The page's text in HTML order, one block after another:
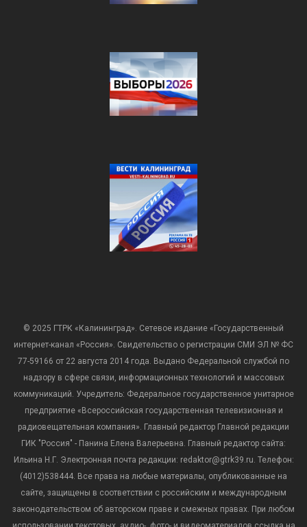
© 2025 ГТРК «Калининград». Сетевое издание «Государственный
интернет-канал «Россия». Свидетельство о регистрации СМИ ЭЛ № ФС
77-59166 от 22 августа 2014 года. Выдано Федеральной службой по
надзору в сфере связи, информационных технологий и массовых
коммуникаций. Учредитель: Федеральное государственное унитарное
предприятие «Всероссийская государственная телевизионная и
радиовещательная компания». Главный редактор Главной редакции
ГИК "Россия" - Панина Елена Валерьевна. Главный редактор сайта:
Ильина Н.Г. Электронная почта редакции: redaktor@gtrk39.ru. Телефон:
(4012)538444. Все права на любые материалы, опубликованные на
сайте, защищены в соответствии с российским и международным
законодательством об авторском праве и смежных правах. При любом